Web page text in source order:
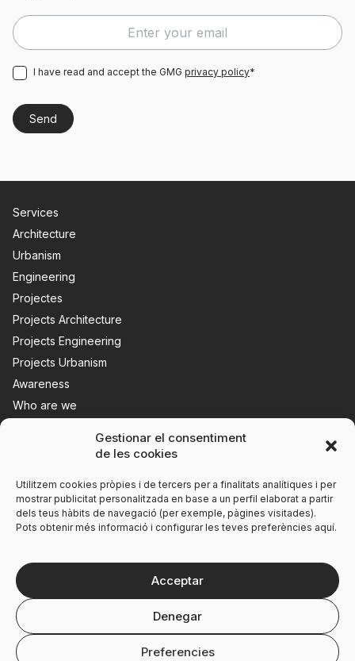
Gestionar el consentiment
de les cookies
Utilitzem cookies pròpies i de tercers per a finalitats analítiques i per
mostrar publicitat personalitzada en base a un perfil elaborat a partir
dels teus hàbits de navegació (per exemple, pàgines visitades).
Pots obtenir més informació i configurar les teves preferències aquí.
Acceptar
Denegar
Preferencies
I have read and accept the GMG privacy policy*
Services
Architecture
Urbanism
Engineering
Projectes
Projects Architecture
Projects Engineering
Projects Urbanism
Awareness
Who are we